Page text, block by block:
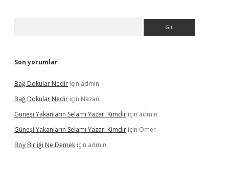
Son yorumlar
Bağ Dokular Nedir için admin
Bağ Dokular Nedir için Nazan
Güneşi Yakanların Selamı Yazarı Kimdir için admin
Güneşi Yakanların Selamı Yazarı Kimdir için Ömer
Boy Birliği Ne Demek için admin